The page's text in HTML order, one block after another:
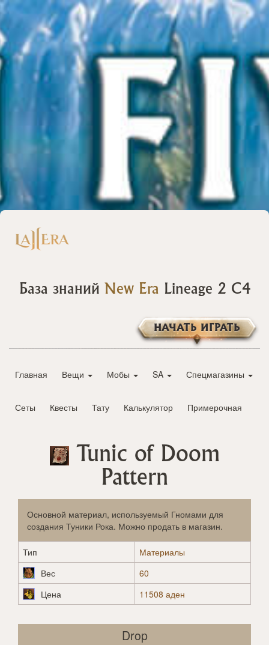
База знаний New Era Lineage 2 C4
НАЧАТЬ ИГРАТЬ
Главная Вещи Мобы SA Спецмагазины
Сеты Квесты Тату Калькулятор Примерочная
Tunic of Doom
Pattern
Основной материал, используемый Гномами для
создания Туники Рока. Можно продать в магазин.
Тип
Материалы
Вес
60
Цена
11508 аден
Drop